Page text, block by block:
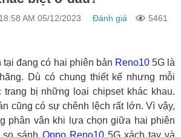
AM 05/12/2023 Đánh giá
5461
đang có hai phiên bản Reno105G là
Dù có chung thiết kế nhưng mỗi
bị những loại chipset khác khau.
cũng có sự chênh lệch rất lớn. Vì vậy,
phân vân khi lựa chọn giữa hai phiên
so sánh Oppo Reno105G xách tay và